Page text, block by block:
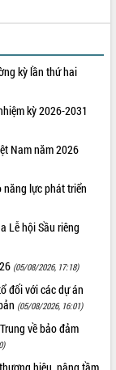
kỳ lần thứ hai
kỳ 2026-2031
Nam năm 2026
năng lực phát triển
Lễ hội Sầu riêng
(05/08/2026, 17:18)
đối với các dự án
(05/08/2026, 16:01)
về bảo đảm
hiệu, nâng tầm